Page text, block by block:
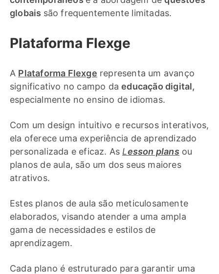
globais são frequentemente limitadas.
Plataforma Flexge
A Plataforma Flexge representa um avanço
significativo no campo daeducação digital,
especialmente no ensino de idiomas.
Com um design intuitivo e recursos interativos,
ela oferece uma experiência de aprendizado
personalizada e eficaz. As Lesson plansou
planos de aula, são um dos seus maiores
atrativos.
Estes planos de aula são meticulosamente
elaborados, visando atender a uma ampla
gama de necessidades e estilos de
aprendizagem.
Cada plano é estruturado para garantir uma